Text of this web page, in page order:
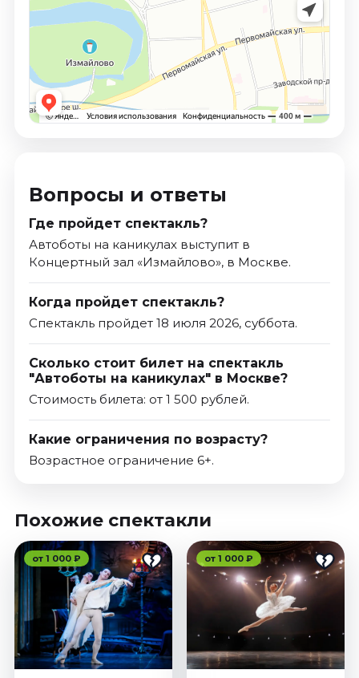
Вопросы и ответы
Где пройдет спектакль?
Автоботы на каникулах выступит в
Концертный зал «Измайлово», в Москве.
Когда пройдет спектакль?
Спектакль пройдет 18 июля 2026, суббота.
Сколько стоит билет на спектакль
"Автоботы на каникулах" в Москве?
Стоимость билета: от 1 500 рублей.
Какие ограничения по возрасту?
Возрастное ограничение 6+.
Похожие спектакли
от 1 000 ₽ от 1 000 ₽